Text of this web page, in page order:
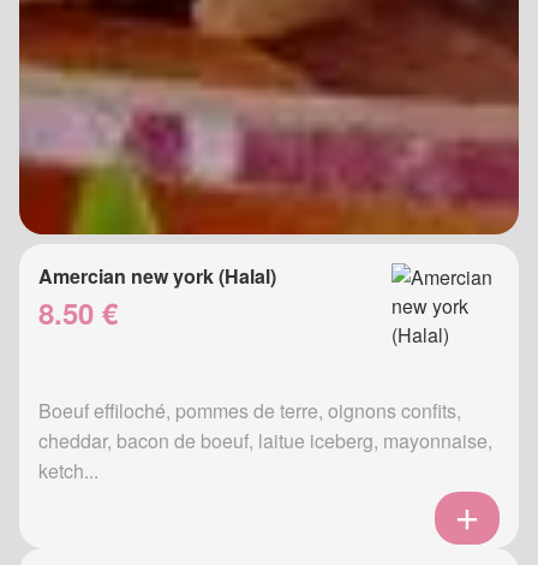
Amercian new york (Halal)
8.50 €
Boeuf effiloché, pommes de terre, oignons confits,
cheddar, bacon de boeuf, laitue iceberg, mayonnaise,
ketch...